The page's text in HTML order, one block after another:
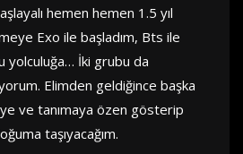
hemen hemen 1.5 yıl
Exo ile başladım, Bts ile
yolculuğa… İki grubu da
Elimden geldiğince başka
ve tanımaya özen gösterip
taşıyacağım.